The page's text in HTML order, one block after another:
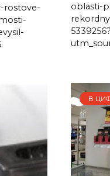
rostove-
oblasti-
5339256?
В